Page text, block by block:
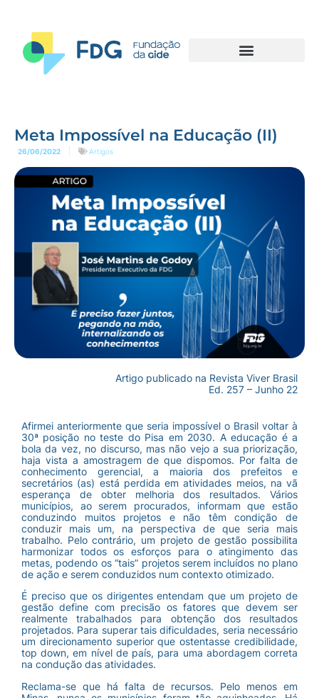
Meta Impossível na Educação (II)
26/06/2022 Artigos
Artigo publicado na Revista Viver Brasil
Ed. 257 – Junho 22
Afirmei anteriormente que seria impossível o Brasil voltar à
30ª posição no teste do Pisa em 2030. A educação é a
bola da vez, no discurso, mas não vejo a sua priorização,
haja vista a amostragem de que dispomos. Por falta de
conhecimento gerencial, a maioria dos prefeitos e
secretários (as) está perdida em atividades meios, na vã
esperança de obter melhoria dos resultados. Vários
municípios, ao serem procurados, informam que estão
conduzindo muitos projetos e não têm condição de
conduzir mais um, na perspectiva de que seria mais
trabalho. Pelo contrário, um projeto de gestão possibilita
harmonizar todos os esforços para o atingimento das
metas, podendo os “tais” projetos serem incluídos no plano
de ação e serem conduzidos num contexto otimizado.
É preciso que os dirigentes entendam que um projeto de
gestão define com precisão os fatores que devem ser
realmente trabalhados para obtenção dos resultados
projetados. Para superar tais dificuldades, seria necessário
um direcionamento superior que ostentasse credibilidade,
top down, em nível de país, para uma abordagem correta
na condução das atividades.
Reclama-se que há falta de recursos. Pelo menos em